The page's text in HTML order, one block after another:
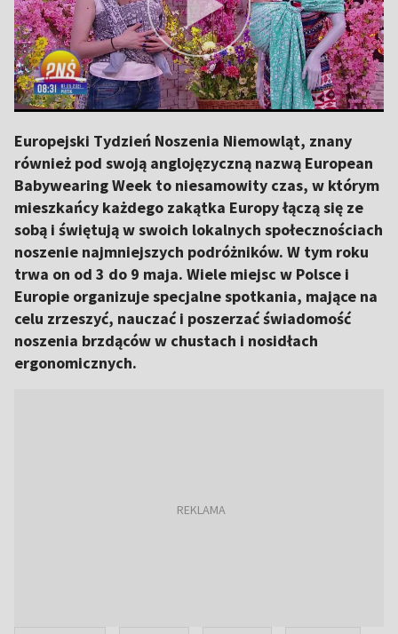
Europejski Tydzień Noszenia Niemowląt, znany
również pod swoją anglojęzyczną nazwą European
Babywearing Week to niesamowity czas, w którym
mieszkańcy każdego zakątka Europy łączą się ze
sobą i świętują w swoich lokalnych społecznościach
noszenie najmniejszych podróżników. W tym roku
trwa on od 3 do 9 maja. Wiele miejsc w Polsce i
Europie organizuje specjalne spotkania, mające na
celu zrzeszyć, nauczać i poszerzać świadomość
noszenia brzdąców w chustach i nosidłach
ergonomicznych.